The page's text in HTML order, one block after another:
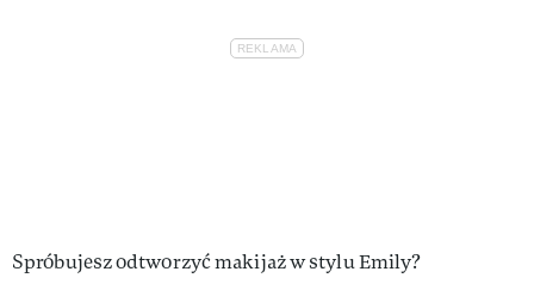
Spróbujesz odtworzyć makijaż w stylu Emily?